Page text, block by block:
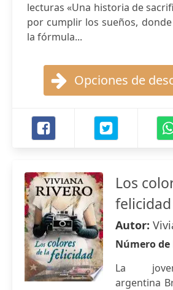
lecturas «Una historia de
por cumplir los sueños,
la fórmula...
Opciones de
Los
felicidad
Autor:
Número de
La
argentina